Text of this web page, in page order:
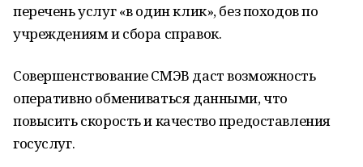
перечень услуг «в один клик», без походов по
учреждениям и сбора справок.
Совершенствование СМЭВ даст возможность
оперативно обмениваться данными, что
повысить скорость и качество предоставления
госуслуг.